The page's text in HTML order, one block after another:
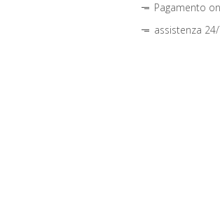
Pagamento
assistenza